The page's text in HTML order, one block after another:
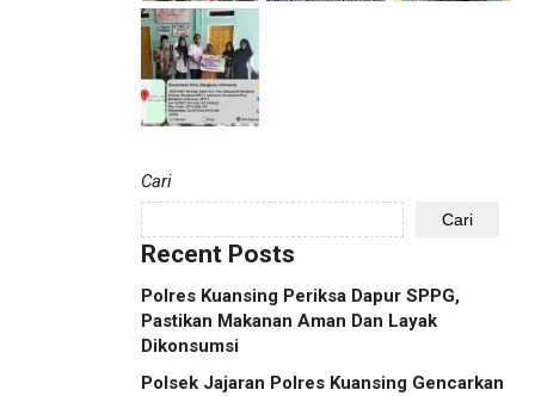
Cari
Cari
Recent Posts
Polres Kuansing Periksa Dapur SPPG,
Pastikan Makanan Aman Dan Layak
Dikonsumsi
Polsek Jajaran Polres Kuansing Gencarkan